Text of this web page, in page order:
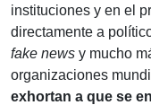
instituciones y en el
directamente a
fake news y mucho
organizaciones
exhortan a que se